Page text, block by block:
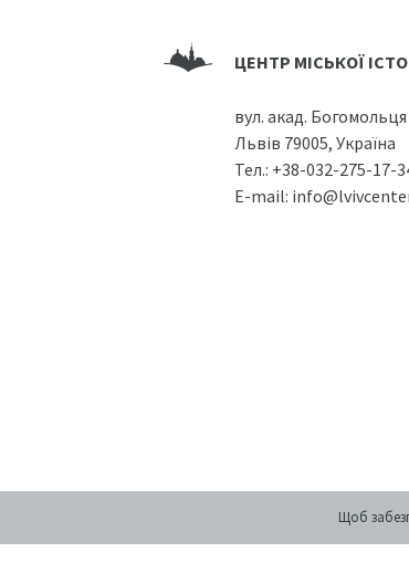
ЦЕНТР МІСЬКОЇ
вул. акад. Богомольця
Львів 79005, Україна
Тел.: +38-032-275-17-
E-mail:
Щоб